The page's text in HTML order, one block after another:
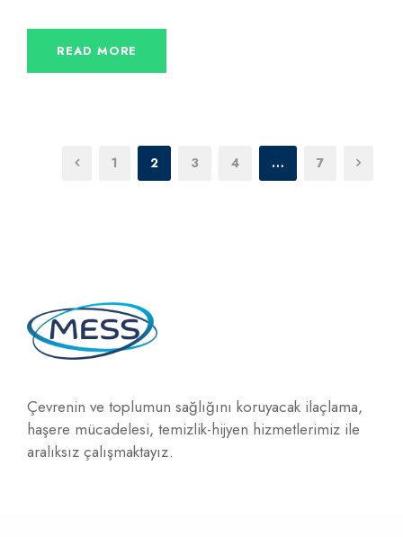
READ MORE
1 2 3 4 … 7
Çevrenin ve toplumun sağlığını koruyacak ilaçlama,
haşere mücadelesi, temizlik-hijyen hizmetlerimiz ile
aralıksız çalışmaktayız.